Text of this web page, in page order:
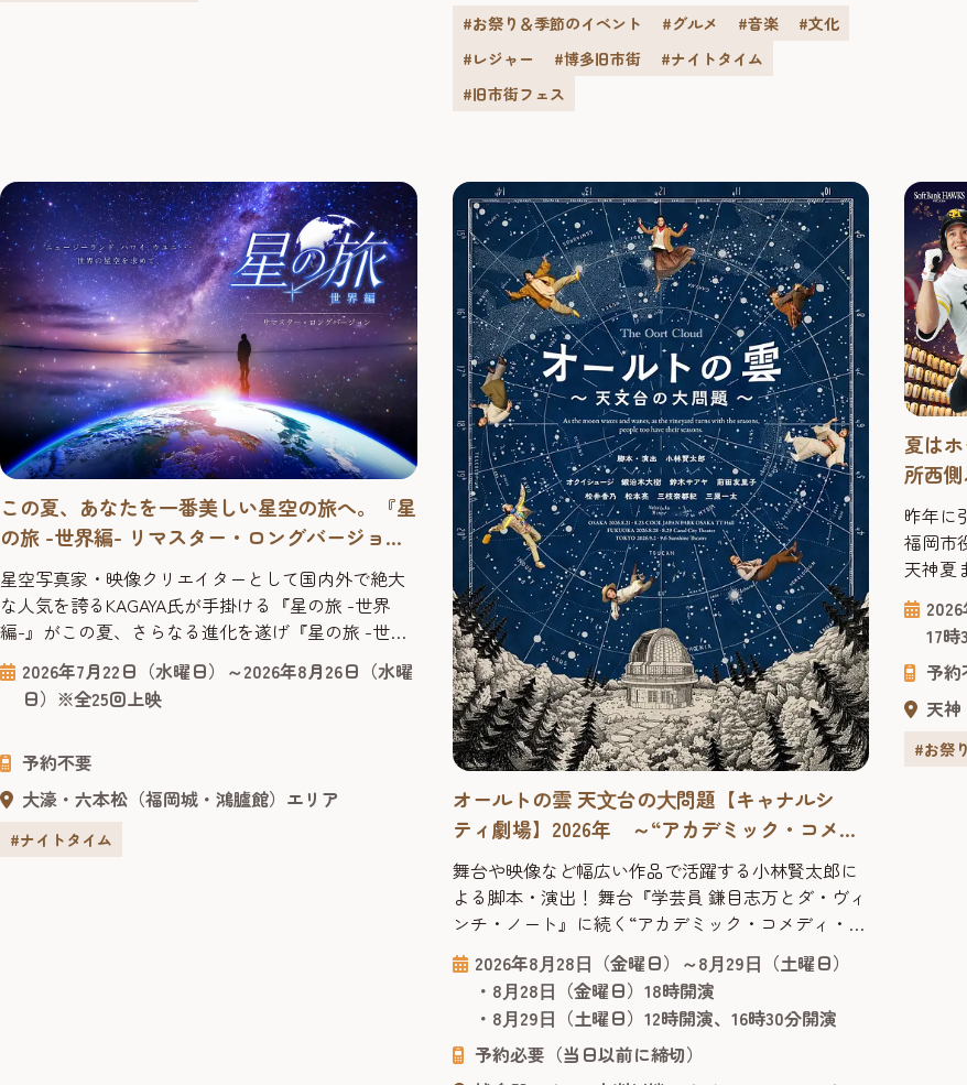
#お祭り＆季節のイベント #グルメ #音楽
#文化
#レジャー
#博多旧市街
#ナイトタイム
#旧市街フェス
この夏、あなたを一番美しい星空の旅へ。『星
の旅 -世界編- リマスター・ロングバージョ
ン』【福岡市科学館 ドームシアター】2026年
星空写真家・映像クリエイターとして国内外で絶大
な人気を誇るKAGAYA氏が手掛ける『星の旅 -世界
編-』がこの夏、さらなる進化を遂げ『星の旅 -世界
編- リマスター・ロングバージョン』として福岡市
科学館ドームシアターに帰ってきます。 ニュージー
ランドのテカポ湖、ハワイのマウナケア山、ウユニ
世界各地の星空の映像を元に、ドーム映像ならでは
の臨場...
2026年7月22日（水曜日）～2026年8月26日（水曜
日）※全25回上映
予約不要
大濠・六本松（福岡城・鴻臚館）エリア
#ナイトタイム
オールトの雲 天⽂台の⼤問題【キャナルシ
ティ劇場】2026年 ～“アカデミック・コメ
ディ・シリーズ”第2弾作品！
舞台や映像など幅広い作品で活躍する小林賢太郎に
よる脚本・演出！ 舞台『学芸員 鎌目志万とダ・ヴィ
ンチ・ノート』に続く“アカデミック・コメディ・シ
リーズ”の第2弾作品！ 2025年1月に上演されご好評を
いただいた舞台『学芸員 鎌目志万とダ・ヴィンチ・
ノート』に続く“アカデミック・コメディ・シリー
ズ”の第2弾作品。脚本・演出は前作同様、舞台や映
像など幅広い作品で活躍する小林賢太郎が務めま
2026年8⽉28⽇（金曜日）～8⽉29⽇（土曜日）
・8⽉28⽇（金曜日）18時開演
・8⽉29⽇（土曜日）12時開演、16時30分開演
予約必要（当日以前に締切）
夏は
所西側
昨年に
福岡市
天神夏ま
ある櫓
に入り
とし
ター試
施！ ■「夏はホークス！天神夏まつり2026」とは
「天神...
17
予約
天神
#お祭